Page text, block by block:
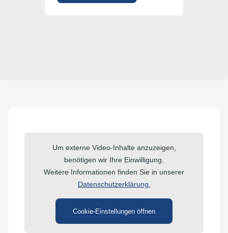
Um externe Video-Inhalte anzuzeigen,
benötigen wir Ihre Einwilligung.
Weitere Informationen finden Sie in unserer
Datenschutzerklärung.
Cookie-Einstellungen öffnen